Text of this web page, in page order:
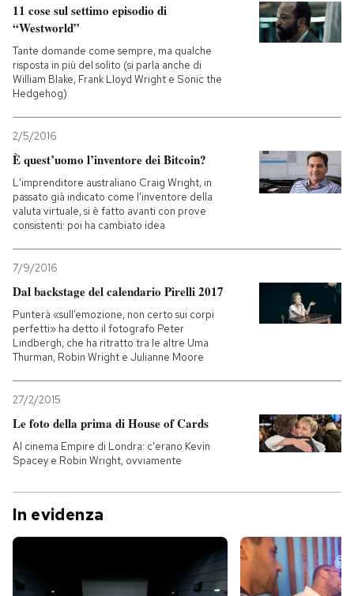
11 cose sul settimo episodio di
“Westworld”
Tante domande come sempre, ma qualche
risposta in più del solito (si parla anche di
William Blake, Frank Lloyd Wright e Sonic the
Hedgehog)
2/5/2016
È quest’uomo l’inventore dei Bitcoin?
L'imprenditore australiano Craig Wright, in
passato già indicato come l'inventore della
valuta virtuale, si è fatto avanti con prove
consistenti: poi ha cambiato idea
7/9/2016
Dal backstage del calendario Pirelli 2017
Punterà «sull’emozione, non certo sui corpi
perfetti» ha detto il fotografo Peter
Lindbergh, che ha ritratto tra le altre Uma
Thurman, Robin Wright e Julianne Moore
27/2/2015
Le foto della prima di House of Cards
Al cinema Empire di Londra: c'erano Kevin
Spacey e Robin Wright, ovviamente
In evidenza